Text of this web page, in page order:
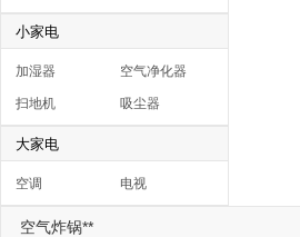
小家电
加湿器 空气净化器
扫地机 吸尘器
大家电
空调 电视
空气炸锅**